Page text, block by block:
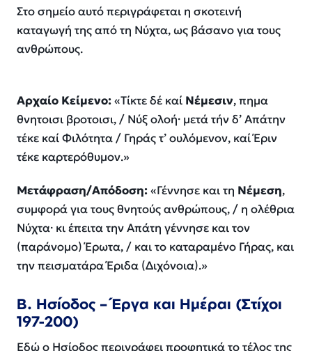
Στο σημείο αυτό περιγράφεται η σκοτεινή
καταγωγή της από τη Νύχτα, ως βάσανο για τους
ανθρώπους.
Αρχαίο Κείμενο:«Τίκτε δέ καί Νέμεσιν, πημα
θνητοισι βροτοισι, / Νύξ ολοή· μετά τήν δ’ Απάτην
τέκε καί Φιλότητα / Γηράς τ’ ουλόμενον, καί Έριν
τέκε καρτερόθυμον.»
Μετάφραση/Απόδοση:«Γέννησε και τη Νέμεση,
συμφορά για τους θνητούς ανθρώπους, / η ολέθρια
Νύχτα· κι έπειτα την Απάτη γέννησε και τον
(παράνομο) Έρωτα, / και το καταραμένο Γήρας, και
την πεισματάρα Έριδα (Διχόνοια).»
Β. Ησίοδος – Έργα και Ημέραι (Στίχοι
197-200)
Εδώ ο Ησίοδος περιγράφει προφητικά το τέλος της